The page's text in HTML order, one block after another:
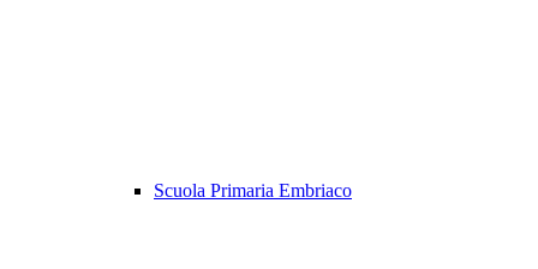
Scuola Primaria Embriaco